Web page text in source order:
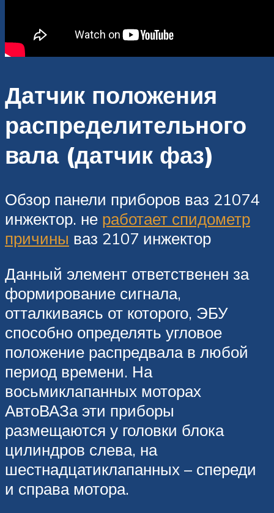
Датчик положения
распределительного
вала (датчик фаз)
Обзор панели приборов ваз 21074
инжектор. не работает спидометр
причины ваз 2107 инжектор
Данный элемент ответственен за
формирование сигнала,
отталкиваясь от которого, ЭБУ
способно определять угловое
положение распредвала в любой
период времени. На
восьмиклапанных моторах
АвтоВАЗа эти приборы
размещаются у головки блока
цилиндров слева, на
шестнадцатиклапанных – спереди
и справа мотора.